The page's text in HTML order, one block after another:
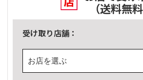
（送料無料
受け取り店舗：
お店を選ぶ